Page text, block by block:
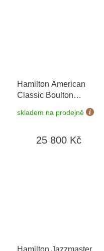
Hamilton American
Classic Boulton
H13519711+
skladem na prodejně
25 800 Kč
Hamilton Jazzmaster